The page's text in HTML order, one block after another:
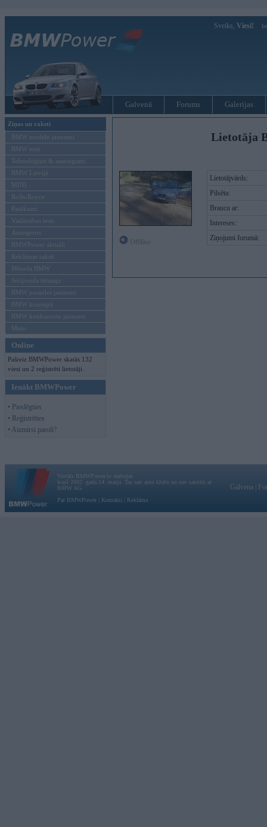
Sveiks, Viesi!
Galvenā Forums Galerijas
Ziņas un raksti
BMW modeļu jaunumi
BMW testi
Tehnoloģijas & sasniegumi
BMW Latvijā
MINI
Rolls-Royce
Pasākumi
Vadāmības tests
Autosports
BMWPower aktuāli
Reklāmas raksti
Mēneša BMW
Sērijveida tūnings
BMW pasaules jaunumi
BMW koncepti
BMW konkurentu jaunumi
Moto
Online
Pašreiz BMWPower skatās 132
viesi un 2 reģistrēti lietotāji.
Ienākt BMWPower
• Pieslēgties
• Reģistrēties
• Aizmirsi paroli?
Lietotāja
Lietotājvārds:
Pilsēta:
Braucu ar:
Intereses:
Ziņojumi forumā:
Vortāls BMWPower.lv darbojas
kopš 2002. gada 14. maija. Tas nav auto klubs un nav saistīts ar
BMW AG.
Par BMWPower
Kontakti Reklāma
Galvena